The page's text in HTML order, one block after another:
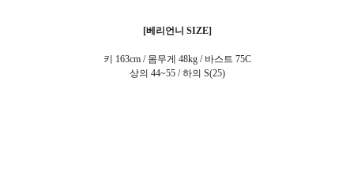
[베리언니 SIZE]
키 163cm / 몸무게 48kg / 바스트 75C
상의 44~55 / 하의 S(25)